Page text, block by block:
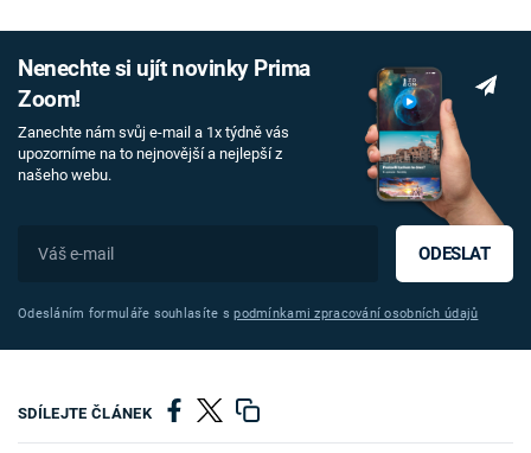
Nenechte si ujít novinky Prima
Zoom!
Zanechte nám svůj e-mail a 1x týdně vás
upozorníme na to nejnovější a nejlepší z
našeho webu.
ODESLAT
Odesláním formuláře souhlasíte spodmínkami zpracování osobních údajů
SDÍLEJTE ČLÁNEK